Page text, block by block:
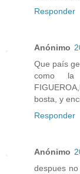
Responder
Anónimo
Que país
como la
bosta, y
Responder
Anónimo
despues